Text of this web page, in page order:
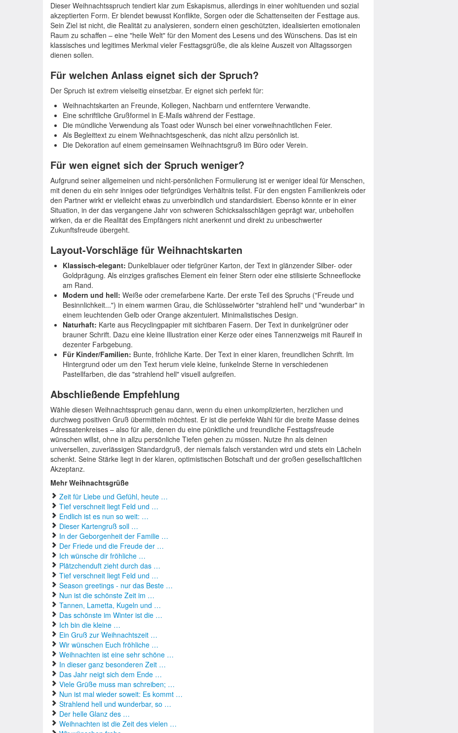
Dieser Weihnachtsspruch tendiert klar zum Eskapismus, allerdings in einer wohltuenden und sozial
akzeptierten Form. Er blendet bewusst Konflikte, Sorgen oder die Schattenseiten der Festtage aus.
Sein Ziel ist nicht, die Realität zu analysieren, sondern einen geschützten, idealisierten emotionalen
Raum zu schaffen – eine "heile Welt" für den Moment des Lesens und des Wünschens. Das ist ein
klassisches und legitimes Merkmal vieler Festtagsgrüße, die als kleine Auszeit von Alltagssorgen
dienen sollen.
Für welchen Anlass eignet sich der Spruch?
Der Spruch ist extrem vielseitig einsetzbar. Er eignet sich perfekt für:
Weihnachtskarten an Freunde, Kollegen, Nachbarn und entferntere Verwandte.
Eine schriftliche Grußformel in E-Mails während der Festtage.
Die mündliche Verwendung als Toast oder Wunsch bei einer vorweihnachtlichen Feier.
Als Begleittext zu einem Weihnachtsgeschenk, das nicht allzu persönlich ist.
Die Dekoration auf einem gemeinsamen Weihnachtsgruß im Büro oder Verein.
Für wen eignet sich der Spruch weniger?
Aufgrund seiner allgemeinen und nicht-persönlichen Formulierung ist er weniger ideal für Menschen,
mit denen du ein sehr inniges oder tiefgründiges Verhältnis teilst. Für den engsten Familienkreis oder
den Partner wirkt er vielleicht etwas zu unverbindlich und standardisiert. Ebenso könnte er in einer
Situation, in der das vergangene Jahr von schweren Schicksalsschlägen geprägt war, unbeholfen
wirken, da er die Realität des Empfängers nicht anerkennt und direkt zu unbeschwerter
Zukunftsfreude übergeht.
Layout-Vorschläge für Weihnachtskarten
Klassisch-elegant: Dunkelblauer oder tiefgrüner Karton, der Text in glänzender Silber- oder
Goldprägung. Als einziges grafisches Element ein feiner Stern oder eine stilisierte Schneeflocke
am Rand.
Modern und hell: Weiße oder cremefarbene Karte. Der erste Teil des Spruchs ("Freude und
Besinnlichkeit...") in einem warmen Grau, die Schlüsselwörter "strahlend hell" und "wunderbar" in
einem leuchtenden Gelb oder Orange akzentuiert. Minimalistisches Design.
Naturhaft: Karte aus Recyclingpapier mit sichtbaren Fasern. Der Text in dunkelgrüner oder
brauner Schrift. Dazu eine kleine Illustration einer Kerze oder eines Tannenzweigs mit Raureif in
dezenter Farbgebung.
Für Kinder/Familien: Bunte, fröhliche Karte. Der Text in einer klaren, freundlichen Schrift. Im
Hintergrund oder um den Text herum viele kleine, funkelnde Sterne in verschiedenen
Pastellfarben, die das "strahlend hell" visuell aufgreifen.
Abschließende Empfehlung
Wähle diesen Weihnachtsspruch genau dann, wenn du einen unkomplizierten, herzlichen und
durchweg positiven Gruß übermitteln möchtest. Er ist die perfekte Wahl für die breite Masse deines
Adressatenkreises – also für alle, denen du eine pünktliche und freundliche Festtagsfreude
wünschen willst, ohne in allzu persönliche Tiefen gehen zu müssen. Nutze ihn als deinen
universellen, zuverlässigen Standardgruß, der niemals falsch verstanden wird und stets ein Lächeln
schenkt. Seine Stärke liegt in der klaren, optimistischen Botschaft und der großen gesellschaftlichen
Akzeptanz.
Mehr Weihnachtsgrüße
Zeit für Liebe und Gefühl, heute …
Tief verschneit liegt Feld und …
Endlich ist es nun so weit: …
Dieser Kartengruß soll …
In der Geborgenheit der Familie …
Der Friede und die Freude der …
Ich wünsche dir fröhliche …
Plätzchenduft zieht durch das …
Tief verschneit liegt Feld und …
Season greetings - nur das Beste …
Nun ist die schönste Zeit im …
Tannen, Lametta, Kugeln und …
Das schönste im Winter ist die …
Ich bin die kleine …
Ein Gruß zur Weihnachtszeit …
Wir wünschen Euch fröhliche …
Weihnachten ist eine sehr schöne …
In dieser ganz besonderen Zeit …
Das Jahr neigt sich dem Ende …
Viele Grüße muss man schreiben; …
Nun ist mal wieder soweit: Es kommt …
Strahlend hell und wunderbar, so …
Der helle Glanz des …
Weihnachten ist die Zeit des vielen …